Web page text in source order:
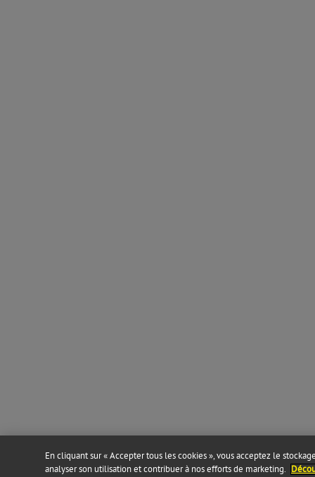
En cliquant sur « Accepter tous les cookies », vous acceptez le
analyser son utilisation et contribuer à nos efforts de marketing.